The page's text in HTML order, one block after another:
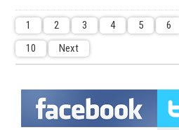
1 2 3 4 5 6
10
Next